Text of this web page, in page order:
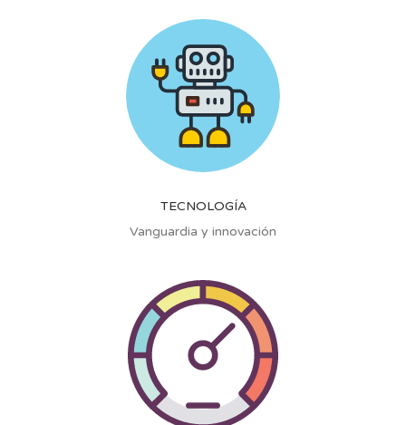
TECNOLOGÍA
Vanguardia y innovación